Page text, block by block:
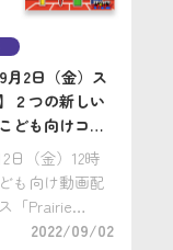
学 […]
9月2日（金）ス
２つの新しい
ども向けコン
信開始！『や
』・『ステイ
スーパーリー
日（金）12時
も向け動画配
「Prairie
イリーキッ
2022/09/02